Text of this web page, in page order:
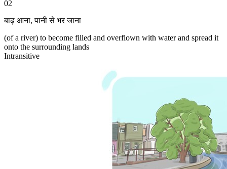
02
बाढ़ आना,पानी से भर जाना
(of a river) to become filled and overflown with water and spread it
onto the surrounding lands
Intransitive